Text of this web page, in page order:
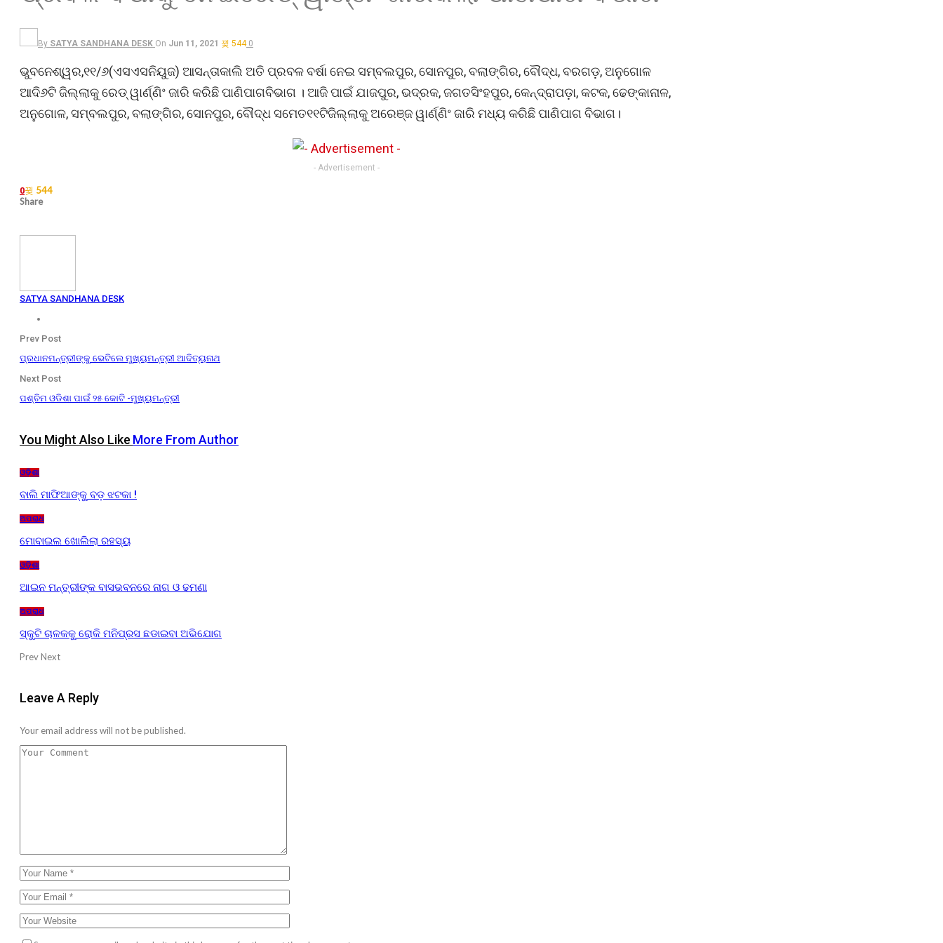
By SATYA SANDHANA DESK On Jun 11, 2021 5440
ଭୁବନେଶ୍ୱର,୧୧/୬(ଏସଏସନିୟୁଜ) ଆସନ୍ତାକାଲି ଅତି ପ୍ରବଳ ବର୍ଷା ନେଇ ସମ୍ବଲପୁର, ସୋନପୁର, ବଲାଙ୍ଗିର, ବୌଦ୍ଧ, ବରଗଡ଼, ଅନୁଗୋଳ
ଆଦି୬ଟି ଜିଲ୍ଲାକୁ ରେଡ୍ ୱାର୍ଣ୍ଣିଂ ଜାରି କରିଛି ପାଣିପାଗବିଭାଗ । ଆଜି ପାଇଁ ଯାଜପୁର, ଭଦ୍ରକ, ଜଗତସିଂହପୁର, କେନ୍ଦ୍ରାପଡ଼ା, କଟକ, ଢେଙ୍କାନାଳ,
ଅନୁଗୋଳ, ସମ୍ବଲପୁର, ବଲାଙ୍ଗିର, ସୋନପୁର, ବୌଦ୍ଧ ସମେତ୧୧ଟିଜିଲ୍ଲାକୁ ଅରେଞ୍ଜ ୱାର୍ଣ୍ଣିଂ ଜାରି ମଧ୍ୟ କରିଛି ପାଣିପାଗ ବିଭାଗ।
- Advertisement -
0
544
Share
SATYA SANDHANA DESK
Prev Post
ପ୍ରଧାନମନ୍ତ୍ରୀଙ୍କୁ ଭେଟିଲେ ମୁଖ୍ୟମନ୍ତ୍ରୀ ଆଦିତ୍ୟନାଥ
Next Post
ପଶ୍ଚିମ ଓଡିଶା ପାଇଁ ୨୫ କୋଟି -ମୁଖ୍ୟମନ୍ତ୍ରୀ
You Might Also Like More From Author
ଓଡ଼ିଶା
ବାଲି ମାଫିଆଙ୍କୁ ବଡ଼ ଝଟକା !
ଅପରାଧ
ମୋବାଇଲ ଖୋଲିଲା ରହସ୍ୟ
ଓଡ଼ିଶା
ଆଇନ ମନ୍ତ୍ରୀଙ୍କ ବାସଭବନରେ ନାଗ ଓ ଢମଣା
ଅପରାଧ
ସ୍କୁଟି ଚାଳକକୁ ରୋକି ମନିପ୍ରସ ଛଡାଇବା ଅଭିଯୋଗ
PrevNext
Leave A Reply
Your email address will not be published.